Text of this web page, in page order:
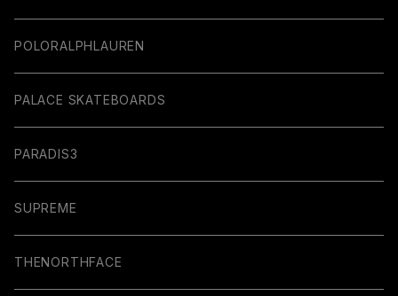
POLORALPHLAUREN
PALACE SKATEBOARDS
PARADIS3
SUPREME
THENORTHFACE